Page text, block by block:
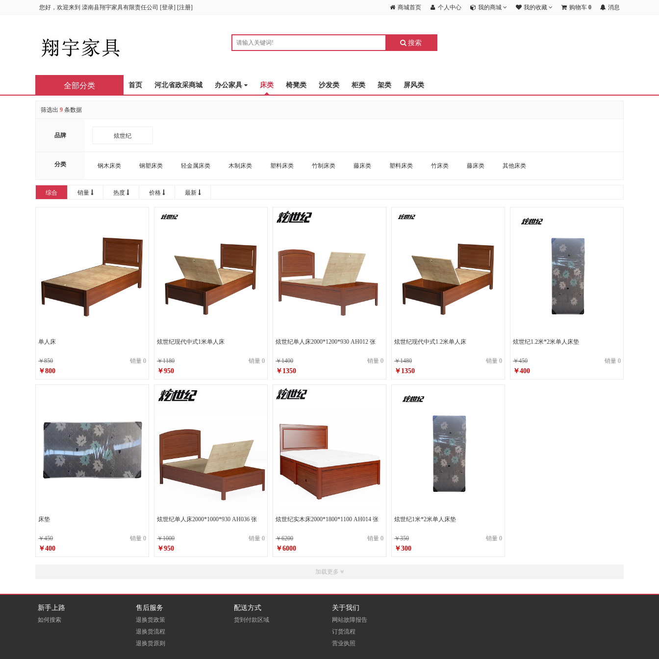
您好，欢迎来到 滦南县翔宇家具有限责任公司 [登录] [注册] 商城首页 个人中心 我的商城 我的收藏 购物车 0 消息
搜索
首页 河北省政采商城 办公家具 床类 椅凳类 沙发类 柜类 架类 屏风类
全部分类
筛选出 9 条数据
品牌 炫世纪
分类 钢木床类 钢塑床类 轻金属床类 木制床类 塑料床类 竹制床类 藤床类 塑料床类 竹床类 藤床类 其他床类
综合 销量 热度 价格 最新
单人床
￥850 销量 0
￥800
炫世纪现代中式1米单人床
￥1180 销量 0
￥950
炫世纪单人床2000*1200*930 AH012 张
￥1400 销量 0
￥1350
炫世纪现代中式1.2米单人床
￥1480 销量 0
￥1350
炫世纪1.2米*2米单人床垫
￥450 销量 0
￥400
床垫
￥450 销量 0
￥400
炫世纪单人床2000*1000*930 AH036 张
￥1000 销量 0
￥950
炫世纪实木床2000*1800*1100 AH014 张
￥6200 销量 0
￥6000
炫世纪1米*2米单人床垫
￥350 销量 0
￥300
加载更多
新手上路
如何搜索
售后服务
退换货政策
退换货流程
退换货原则
配送方式
货到付款区域
关于我们
网站故障报告
订货流程
营业执照